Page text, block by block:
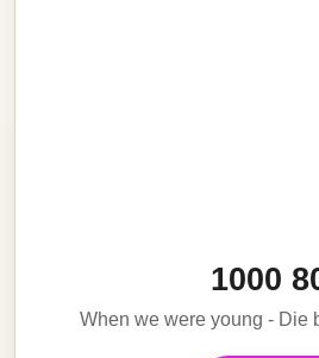
1000
When we were young - Die